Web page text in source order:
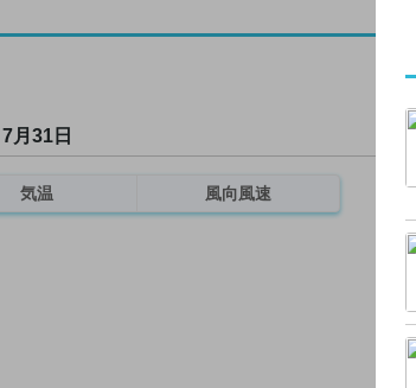
7月31日
気温 風向風速